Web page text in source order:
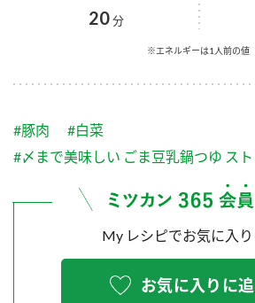
ふりかけ
炊き込みご飯の素
つゆ
納豆のサイト
三ツ判山吹
スペシャルサイト
ミツカンの歴史
環境への取り組み
MIM（ミツカンミュージア
お客様相談センター
お客様の声をいかしました
販売終了製品のご案内
よくあるご質問
20分
※エネルギーは1人前の値
#豚肉
#白菜
#〆まで美味しい ごま豆乳鍋つゆ ス
My レシピでお気に入
お気に入りに